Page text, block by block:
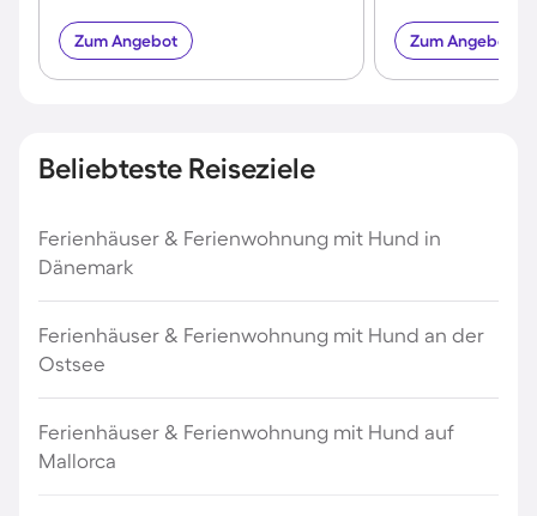
Zum Angebot Zum Angebot
Beliebteste Reiseziele
Ferienhäuser & Ferienwohnung mit Hund in
Dänemark
Ferienhäuser & Ferienwohnung mit Hund an der
Ostsee
Ferienhäuser & Ferienwohnung mit Hund auf
Mallorca